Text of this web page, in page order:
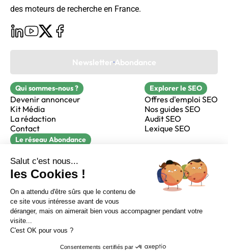
Sur LinkedIn Sur Youtube
Sur X Sur Facebook
Newsletter Abondance
des moteurs de recherche en France.
Newsletter Abondance
Qui sommes-nous ?
Devenir annonceur
Kit Média
La rédaction
Contact
Explorer le SEO
Offres d'emploi SEO
Nos guides SEO
Audit SEO
Lexique SEO
Le réseau Abondance
Réacteur
alfie formation